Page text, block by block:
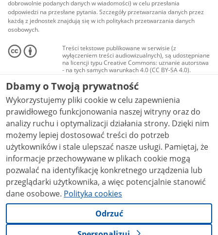
dobrowolnie podanych danych w wiadomości) w celu przesłania
odpowiedzi na przesłane pytania. Szczegóły przetwarzania danych przez
każdą z jednostek znajdują się w ich politykach przetwarzania danych
osobowych.
Treści tekstowe publikowane w serwisie (z
wyłączeniem treści audiowizualnych), są udostępniane
na licencji typu Creative Commons: uznanie autorstwa
- na tych samych warunkach 4.0 (CC BY-SA 4.0).
Materiały audiowizualne, w tym zdjęcia, materiały
audio i wideo, są udostępniane na licencji typu
Creative Commons: uznanie autorstwa użycie
niekomercyjne - bez utworów zależnych 4.0 (CC BY-
NC-ND 4.0), o ile nie jest to stwierdzone inaczej.
Dbamy o Twoją prywatność
Wykorzystujemy pliki cookie w celu zapewnienia
prawidłowego funkcjonowania naszej witryny oraz do
analizy ruchu i optymalizacji działania strony. Dzięki nim
możemy lepiej dostosować treści do potrzeb
użytkowników i stale ulepszać nasze usługi. Pamiętaj, że
informacje przechowywane w plikach cookie mogą
pozwalać na identyfikację konkretnego urządzenia lub
przeglądarki użytkownika, a więc potencjalnie stanowić
dane osobowe. Polityka cookies
Odrzuć